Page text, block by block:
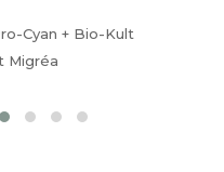
Cyan + Bio-Kult
Migréa